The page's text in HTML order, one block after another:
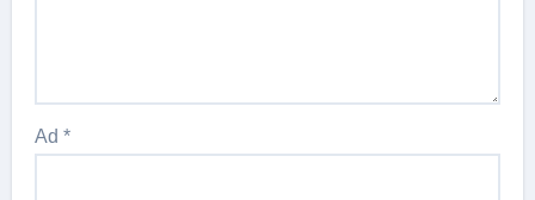
Ad*